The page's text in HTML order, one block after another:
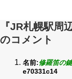
『JR札幌駅
のコメント
名前:修羅笛の鍵
e70331c14